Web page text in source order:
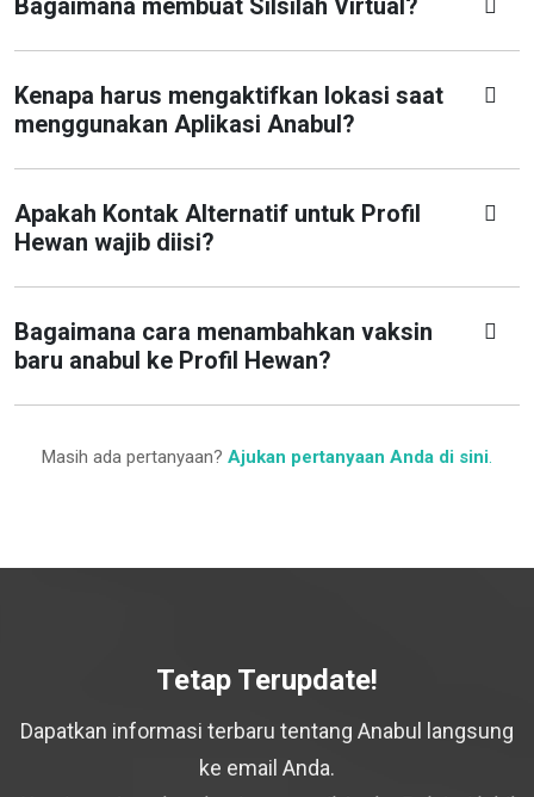
Bagaimana membuat Silsilah Virtual?
Kenapa harus mengaktifkan lokasi saat
menggunakan Aplikasi Anabul?
Apakah Kontak Alternatif untuk Profil
Hewan wajib diisi?
Bagaimana cara menambahkan vaksin
baru anabul ke Profil Hewan?
Masih ada pertanyaan? Ajukan pertanyaan Anda di sini.
Tetap Terupdate!
Dapatkan informasi terbaru tentang Anabul langsung
ke email Anda.